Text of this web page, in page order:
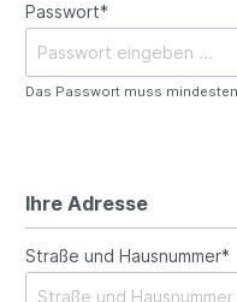
Passwort*
Das Passwort muss
Ihre Adresse
Straße und Hausnummer*